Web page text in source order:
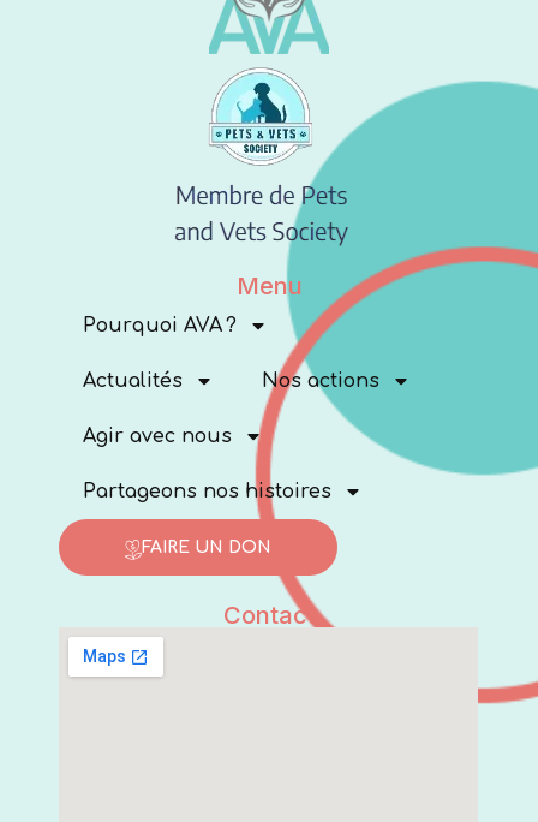
Menu
Pourquoi AVA ?
Actualités Nos actions
Agir avec nous
Partageons nos histoires
FAIRE UN DON
Contact